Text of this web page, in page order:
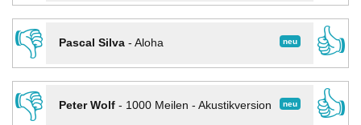
👎
neu
Pascal Silva- Aloha
👍
👎
neu
Peter Wolf- 1000 Meilen - Akustikversion
👍